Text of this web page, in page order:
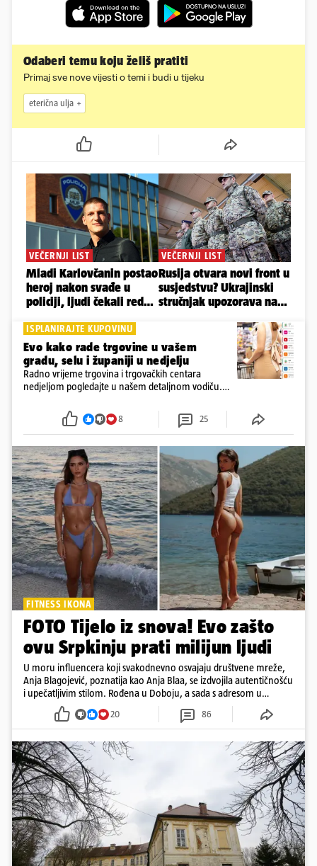
Odaberi temu koju želiš pratiti
Primaj sve nove vijesti o temi i budi u tijeku
eterična ulja
ISPLANIRAJTE KUPOVINU
Evo kako rade trgovine u vašem
gradu, selu i županiji u nedjelju
Radno vrijeme trgovina i trgovačkih centara
nedjeljom pogledajte u našem detaljnom vodiču.
i šoping centri sami biraju koje će to nedjelje biti
8 25
FITNESS IKONA
FOTO Tijelo iz snova! Evo zašto
ovu Srpkinju prati milijun ljudi
U moru influencera koji svakodnevno osvajaju društvene mreže,
Anja Blagojević, poznatija kao Anja Blaa, se izdvojila autentičnošću
i upečatljivim stilom. Rođena u Doboju, a sada s adresom u
Dubaiju, Anja je spoj glamura, discipline i mladenačke energije
20 86